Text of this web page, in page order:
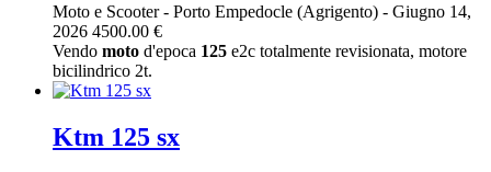
Moto e Scooter- Porto Empedocle (Agrigento) - Giugno 14,
2026 4500.00 €
Vendo moto d'epoca 125 e2c totalmente revisionata, motore
bicilindrico 2t.
Ktm 125 sx